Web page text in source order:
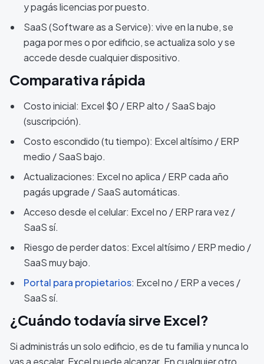
y pagás licencias por puesto.
SaaS (Software as a Service): vive en la nube, se
paga por mes o por edificio, se actualiza solo y se
accede desde cualquier dispositivo.
Comparativa rápida
Costo inicial: Excel $0 / ERP alto / SaaS bajo
(suscripción).
Costo escondido (tu tiempo): Excel altísimo / ERP
medio / SaaS bajo.
Actualizaciones: Excel no aplica / ERP cada año
pagás upgrade / SaaS automáticas.
Acceso desde el celular: Excel no / ERP rara vez /
SaaS sí.
Riesgo de perder datos: Excel altísimo / ERP medio /
SaaS muy bajo.
Portal para propietarios: Excel no / ERP a veces /
SaaS sí.
¿Cuándo todavía sirve Excel?
Si administrás un solo edificio, es de tu familia y nunca lo
vas a escalar, Excel puede alcanzar. En cualquier otro